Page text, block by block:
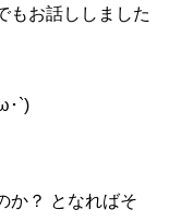
もお話ししました
･`)
か？ となればそ